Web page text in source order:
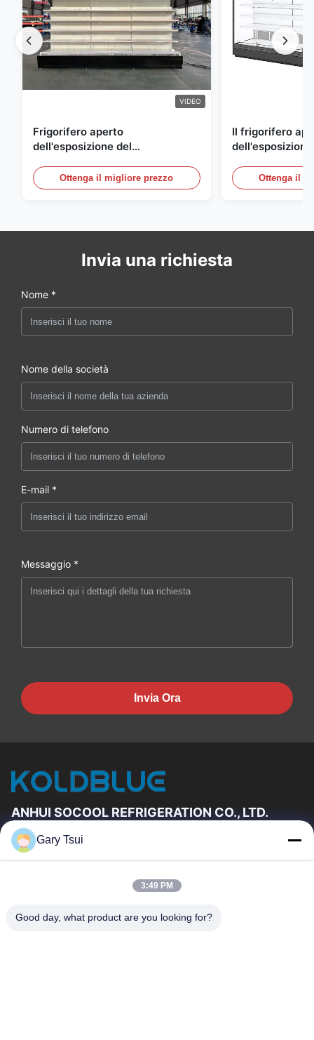
VIDEO
Frigorifero aperto
dell'esposizione del
bevande con illuminazione del
LED
Ottenga il migliore prezzo
Il frigorifero
refrigerato i
esposizione
Ottenga il
Invia una richiesta
Nome *
Nome della società
Numero di telefono
E-mail *
Messaggio *
Invia Ora
ANHUI SOCOOL REFRIGERATION CO., LTD.
Link Veloci
Circa Noi
Giro Della Fabbrica
Controllo Di Qualità
Gary Tsui
3:49 PM
Good day, what product are you looking for?